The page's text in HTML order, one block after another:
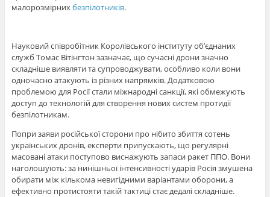
малорозмірнихбезпілотників.
Науковий співробітник Королівського інституту об’єднаних
служб Томас Вітінгтон зазначає, що сучасні дрони значно
складніше виявляти та супроводжувати, особливо коли вони
одночасно атакують із різних напрямків. Додатковою
проблемою для Росії стали міжнародні санкції, які обмежують
доступ до технологій для створення нових систем протидії
безпілотникам.
Попри заяви російської сторони про нібито збиття сотень
українських дронів, експерти припускають, що регулярні
масовані атаки поступово виснажують запаси ракет ППО. Вони
наголошують: за нинішньої інтенсивності ударів Росія змушена
обирати між кількома невигідними варіантами оборони, а
ефективно протистояти такій тактиці стає дедалі складніше.